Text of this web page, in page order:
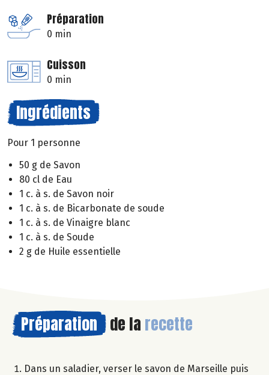
Préparation
0 min
Cuisson
0 min
Ingrédients
Pour 1 personne
50 g de Savon
80 cl de Eau
1 c. à s. de Savon noir
1 c. à s. de Bicarbonate de soude
1 c. à s. de Vinaigre blanc
1 c. à s. de Soude
2 g de Huile essentielle
Préparation de la recette
Dans un saladier, verser le savon de Marseille puis